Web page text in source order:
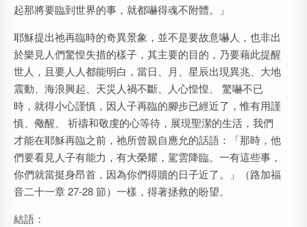
起那將要臨到世界的事，就都嚇得魂不附體。」
耶穌提出祂再臨時的奇異景象，並不是要故意嚇人，也非出
於樂見人們驚惶失措的樣子，其主要的目的，乃要藉此提醒
世人，且要人人都能明白，當日、月、星辰出現異兆、大地
震動、海浪興起、天災人禍不斷、人心惶惶、 驚嚇不已
時，就得小心謹慎，因人子再臨的腳步已經近了，惟有用謹
慎、儆醒、 祈禱和敬虔的心等待，展現聖潔的生活，我們
才能在耶穌再臨之前，祂所曾親自應允的話語：「那時，他
們要看見人子有能力，有大榮耀，駕雲降臨。一有這些事，
你們就當挺身昂首，因為你們得贖的日子近了。」（路加福
音二十一章 27-28 節）一樣，得著拯救的盼望。
結語：